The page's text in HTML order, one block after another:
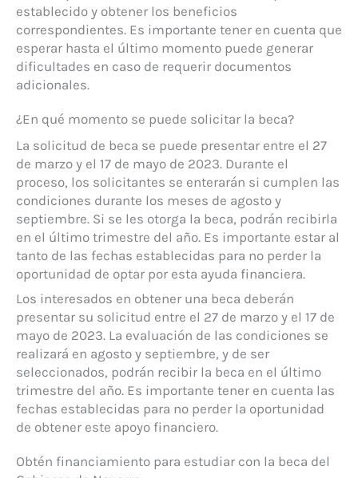
establecido y obtener los beneficios
correspondientes. Es importante tener en cuenta que
esperar hasta el último momento puede generar
dificultades en caso de requerir documentos
adicionales.
¿En qué momento se puede solicitar la beca?
La solicitud de beca se puede presentar entre el 27
de marzo y el 17 de mayo de 2023. Durante el
proceso, los solicitantes se enterarán si cumplen las
condiciones durante los meses de agosto y
septiembre. Si se les otorga la beca, podrán recibirla
en el último trimestre del año. Es importante estar al
tanto de las fechas establecidas para no perder la
oportunidad de optar por esta ayuda financiera.
Los interesados en obtener una beca deberán
presentar su solicitud entre el 27 de marzo y el 17 de
mayo de 2023. La evaluación de las condiciones se
realizará en agosto y septiembre, y de ser
seleccionados, podrán recibir la beca en el último
trimestre del año. Es importante tener en cuenta las
fechas establecidas para no perder la oportunidad
de obtener este apoyo financiero.
Obtén financiamiento para estudiar con la beca del